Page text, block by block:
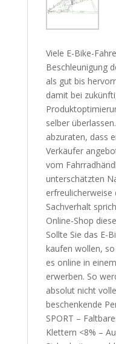
Viele E-Bike-
Beschleunigung
als gut bis
damit bei
selber
abzuraten, dass
Verkäufer
vom
unterschätzten
erfreulicherweise
Sachverhalt
Online-Shop
Sollte Sie das E-
kaufen wollen,
es online in
erwerben. So
absolut nicht
beschenkende
SPORT –
Klettern <8% –